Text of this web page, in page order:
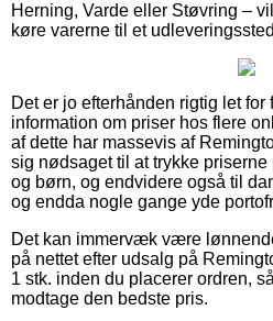
Herning, Varde eller Støvring –
køre varerne til et
Det er jo efterhånden rigtig let
information om priser hos flere
af dette har massevis af
sig nødsaget til at trykke
og børn, og endvidere også til
og endda nogle gange yde
Det kan immervæk være
på nettet efter udsalg på
1 stk. inden du placerer ordren,
modtage den bedste pris.